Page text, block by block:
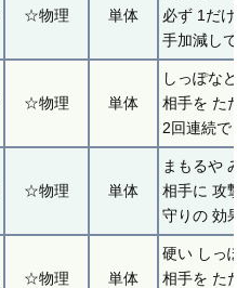
☆物理 単体
必ず 1だ
手加減し
☆物理 単体
しっぽな
相手を た
2回連続で
☆物理 単体
まもるや
相手に 攻
守りの 効
☆物理 単体
硬い しっ
相手を た